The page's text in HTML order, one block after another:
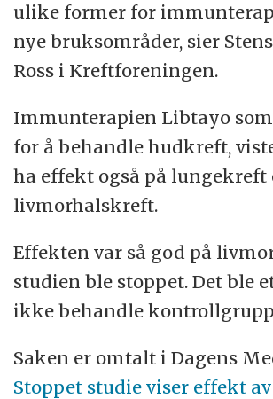
ulike former for
nye bruksområder, sier
Ross i Kreftforeningen.
Immunterapien Libtayo
for å behandle hudkreft,
ha effekt også på lungekreft
livmorhalskreft.
Effekten var så god på
studien ble stoppet. Det ble
ikke behandle
Saken er omtalt i Dagens
Stoppet studie viser effekt av